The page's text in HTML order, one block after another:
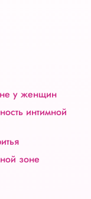
у женщин
интимной
зоне